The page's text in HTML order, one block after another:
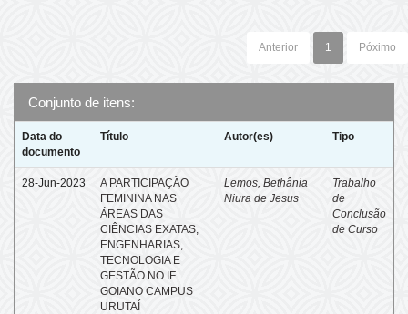
Anterior 1 Póximo
Conjunto de itens:
Data do
documento
Título Autor(es) Tipo
28-Jun-2023
A PARTICIPAÇÃO
FEMININA NAS
ÁREAS DAS
CIÊNCIAS EXATAS,
ENGENHARIAS,
TECNOLOGIA E
GESTÃO NO IF
GOIANO CAMPUS
URUTAÍ
Lemos, Bethânia
Niura de Jesus
Trabalho
de
Conclusão
de Curso